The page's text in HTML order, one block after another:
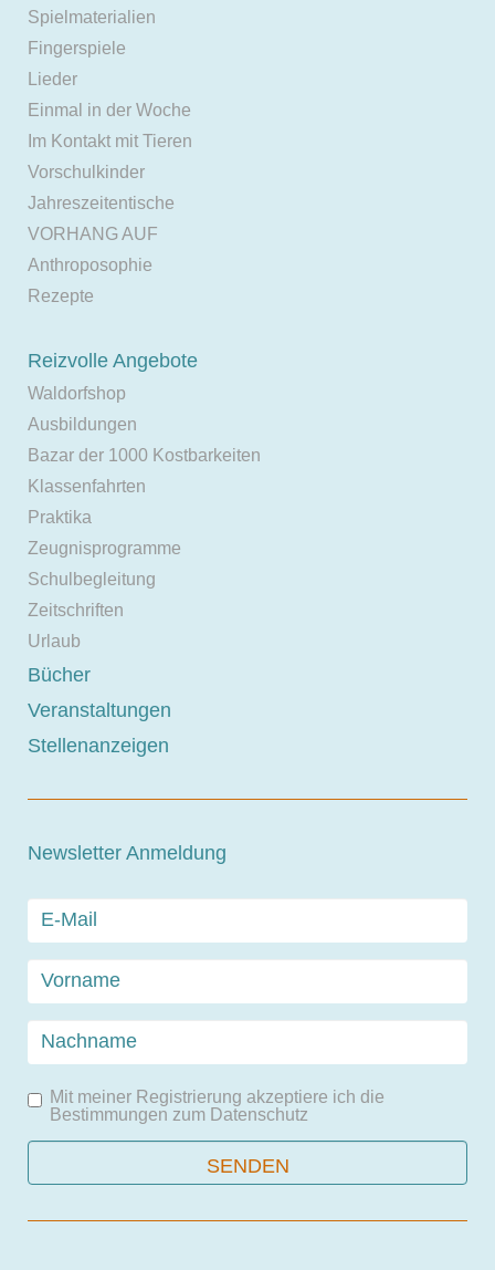
Spielmaterialien
Fingerspiele
Lieder
Einmal in der Woche
Im Kontakt mit Tieren
Vorschulkinder
Jahreszeitentische
VORHANG AUF
Anthroposophie
Rezepte
Reizvolle Angebote
Waldorfshop
Ausbildungen
Bazar der 1000 Kostbarkeiten
Klassenfahrten
Praktika
Zeugnisprogramme
Schulbegleitung
Zeitschriften
Urlaub
Bücher
Veranstaltungen
Stellenanzeigen
Newsletter Anmeldung
Mit meiner Registrierung akzeptiere ich die
Bestimmungen zum Datenschutz